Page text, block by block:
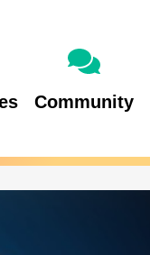
Community